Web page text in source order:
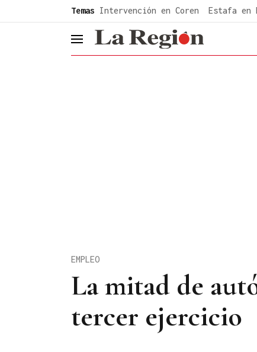
Temas Intervención en Coren Estafa en
header.menu.open
La mitad de
tercer ejercicio
EMPLEO